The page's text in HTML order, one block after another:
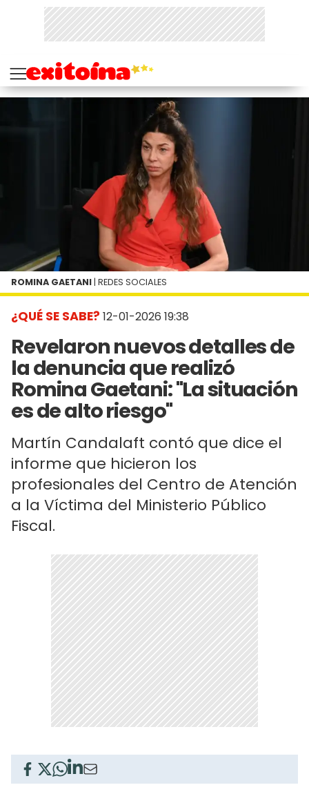
¿QUÉ SE SABE? 12-01-2026 19:38
Revelaron nuevos detalles de
la denuncia que realizó
Romina Gaetani: "La situación
es de alto riesgo"
Martín Candalaft contó que dice el
informe que hicieron los
profesionales del Centro de Atención
a la Víctima del Ministerio Público
Fiscal.
ROMINA GAETANI | REDES SOCIALES